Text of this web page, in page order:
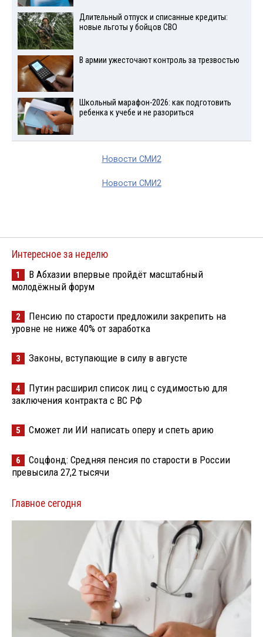
Длительный отпуск и списанные кредиты:
новые льготы у бойцов СВО
В армии ужесточают контроль за трезвостью
Школьный марафон-2026: как подготовить
ребенка к учебе и не разориться
Новости СМИ2
Новости СМИ2
Интересное за неделю
1
В Абхазии впервые пройдёт масштабный
молодёжный форум
2
Пенсию по старости предложили закрепить на
уровне не ниже 40% от заработка
3 Законы, вступающие в силу в августе
4
Путин расширил список лиц с судимостью для
заключения контракта с ВС РФ
5 Сможет ли ИИ написать оперу и спеть арию
6
Соцфонд: Средняя пенсия по старости в России
превысила 27,2 тысячи
Главное сегодня